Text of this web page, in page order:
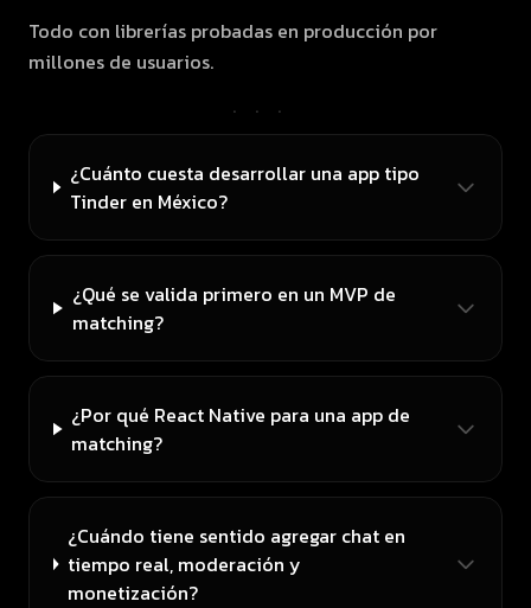
Todo con librerías probadas en producción por
millones de usuarios.
···
¿Cuánto cuesta desarrollar una app tipo
Tinder en México?
¿Qué se valida primero en un MVP de
matching?
¿Por qué React Native para una app de
matching?
¿Cuándo tiene sentido agregar chat en
tiempo real, moderación y
monetización?